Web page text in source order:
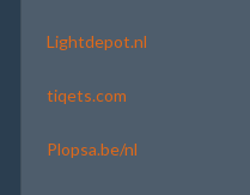
Lightdepot.nl
tiqets.com
Plopsa.be/nl